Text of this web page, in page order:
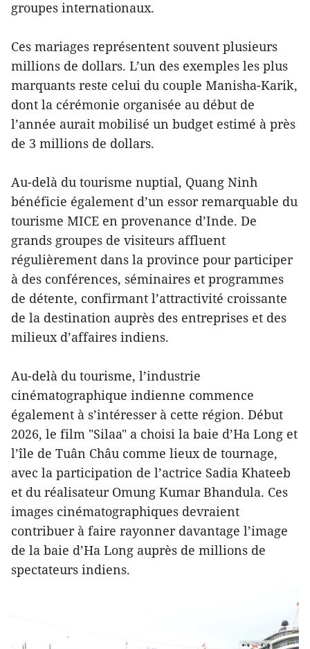
groupes internationaux.
Ces mariages représentent souvent plusieurs
millions de dollars. L’un des exemples les plus
marquants reste celui du couple Manisha-Karik,
dont la cérémonie organisée au début de
l’année aurait mobilisé un budget estimé à près
de 3 millions de dollars.
Au-delà du tourisme nuptial, Quang Ninh
bénéficie également d’un essor remarquable du
tourisme MICE en provenance d’Inde. De
grands groupes de visiteurs affluent
régulièrement dans la province pour participer
à des conférences, séminaires et programmes
de détente, confirmant l’attractivité croissante
de la destination auprès des entreprises et des
milieux d’affaires indiens.
Au-delà du tourisme, l’industrie
cinématographique indienne commence
également à s’intéresser à cette région. Début
2026, le film "Silaa" a choisi la baie d’Ha Long et
l’île de Tuân Châu comme lieux de tournage,
avec la participation de l’actrice Sadia Khateeb
et du réalisateur Omung Kumar Bhandula. Ces
images cinématographiques devraient
contribuer à faire rayonner davantage l’image
de la baie d’Ha Long auprès de millions de
spectateurs indiens.